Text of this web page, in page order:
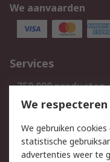
We aanvaarden
Services
750.000 producten
Bestellen
Track & Trace
We
We gebruiken
statistische
advertenties weer te